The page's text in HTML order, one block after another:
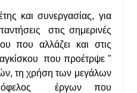
και συνεργασίας, για
στις σημερινές
που αλλάζει και στις
που προέτρψε "
τη χρήση των μεγάλων
έργων που